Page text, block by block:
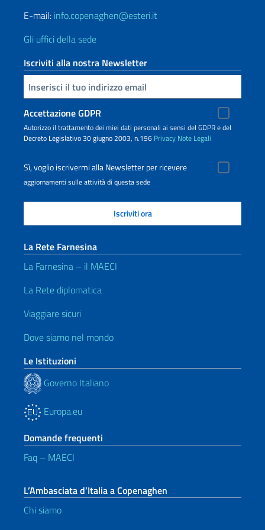
E-mail: info.copenaghen@esteri.it
Gli uffici della sede
Iscriviti alla nostra Newsletter
Inserisci la tua email
Accettazione GDPR
Autorizzo il trattamento dei miei dati personali ai sensi del GDPR e del
Decreto Legislativo 30 giugno 2003, n.196 Privacy Note Legali
Sì, voglio iscrivermi alla Newsletter per ricevere
aggiornamenti sulle attività di questa sede
La Rete Farnesina
La Farnesina – il MAECI
La Rete diplomatica
Viaggiare sicuri
Dove siamo nel mondo
Le Istituzioni
Governo Italiano
Europa.eu
Domande frequenti
Faq – MAECI
L’Ambasciata d’Italia a Copenaghen
Chi siamo